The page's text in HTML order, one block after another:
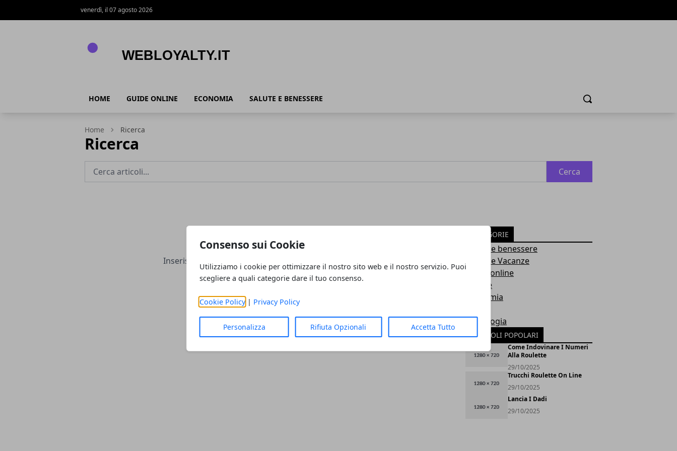
Consenso sui Cookie
Utilizziamo i cookie per ottimizzare il nostro sito web e il nostro servizio. Puoi
scegliere a quali categorie dare il tuo consenso.
Cookie Policy| Privacy Policy
Personalizza Rifiuta Opzionali Accetta Tutto
venerdì, il 07 agosto 2026
HOME GUIDE ONLINE ECONOMIA SALUTE E BENESSERE Cerca
Home Ricerca
Ricerca
Cerca
Cerca nel nostro blog
Inserisci una parola chiave per trovare articoli interessanti.
CATEGORIE
Salute e benessere
Viaggi e Vacanze
Guide online
Sociale
Economia
Tecnologia
ARTICOLI POPOLARI
Come Indovinare I Numeri
Alla Roulette
29/10/2025
Trucchi Roulette On Line
29/10/2025
Lancia I Dadi
29/10/2025